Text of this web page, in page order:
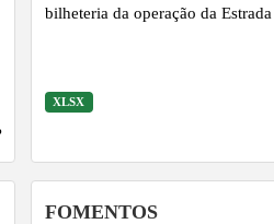
bilheteria da operação da
XLSX
FOMENTOS